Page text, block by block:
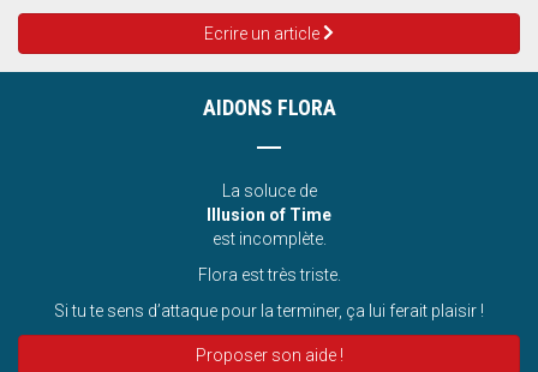
Ecrire un article
AIDONS FLORA
La soluce de
Illusion of Time
est incomplète.
Flora est très triste.
Si tu te sens d’attaque pour la terminer, ça lui ferait plaisir !
Proposer son aide !